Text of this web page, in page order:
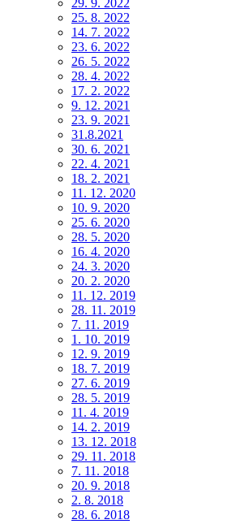
25. 8. 2022
14. 7. 2022
23. 6. 2022
26. 5. 2022
28. 4. 2022
17. 2. 2022
9. 12. 2021
23. 9. 2021
31.8.2021
30. 6. 2021
22. 4. 2021
18. 2. 2021
11. 12. 2020
10. 9. 2020
25. 6. 2020
28. 5. 2020
16. 4. 2020
24. 3. 2020
20. 2. 2020
11. 12. 2019
28. 11. 2019
7. 11. 2019
1. 10. 2019
12. 9. 2019
18. 7. 2019
27. 6. 2019
28. 5. 2019
11. 4. 2019
14. 2. 2019
13. 12. 2018
29. 11. 2018
7. 11. 2018
20. 9. 2018
2. 8. 2018
28. 6. 2018